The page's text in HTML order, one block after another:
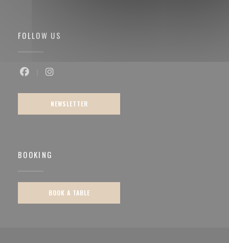
FOLLOW US
Facebook ((opens in a new window))
NEWSLETTER
BOOKING
BOOK A TABLE